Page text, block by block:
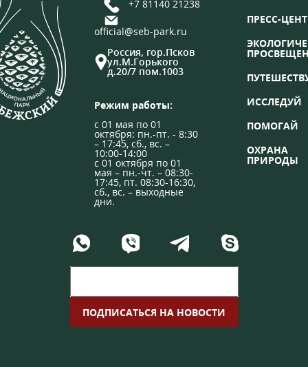
+7 81140 21238
official@seb-park.ru
Россия, гор.Псков
ул.М.Горького
д.20/7 пом.1003
Режим работы:
с 01 мая по 01
октября: пн.-пт. - 8:30
– 17:45, сб., вс. –
10:00-14:00
с 01 октября по 01
мая – пн.-чт. – 08:30-
17:45, пт. 08:30-16:30,
сб., вс. – выходные
дни.
ПРЕСС-
ИССЛЕДУЙ
ПОМОГАЙ
ОХРАНА
ПРИРОДЫ